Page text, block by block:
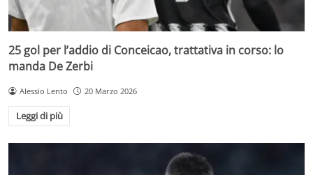
25 gol per l’addio di Conceicao, trattativa in corso: lo
manda De Zerbi
Alessio Lento 20 Marzo 2026
Leggi di più